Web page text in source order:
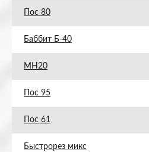
Пос 80
Баббит Б-40
МН20
Пос 95
Пос 61
Быстрорез микс